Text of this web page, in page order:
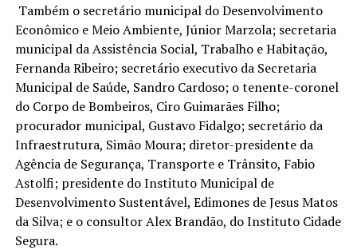
Também o secretário municipal do Desenvolvimento
Econômico e Meio Ambiente, Júnior Marzola; secretaria
municipal da Assistência Social, Trabalho e Habitação,
Fernanda Ribeiro; secretário executivo da Secretaria
Municipal de Saúde, Sandro Cardoso; o tenente-coronel
do Corpo de Bombeiros, Ciro Guimarães Filho;
procurador municipal, Gustavo Fidalgo; secretário da
Infraestrutura, Simão Moura; diretor-presidente da
Agência de Segurança, Transporte e Trânsito, Fabio
Astolfi; presidente do Instituto Municipal de
Desenvolvimento Sustentável, Edimones de Jesus Matos
da Silva; e o consultor Alex Brandão, do Instituto Cidade
Segura.